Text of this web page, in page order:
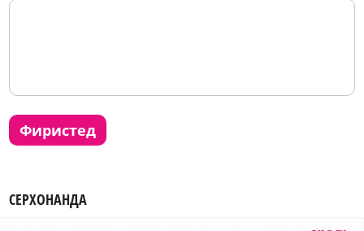
фиристед
СЕРХОНАНДА